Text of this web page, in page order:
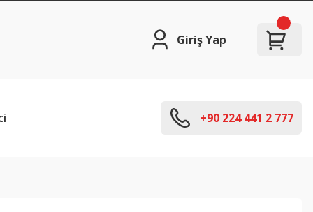
Giriş Yap
+90 224 441 2 777